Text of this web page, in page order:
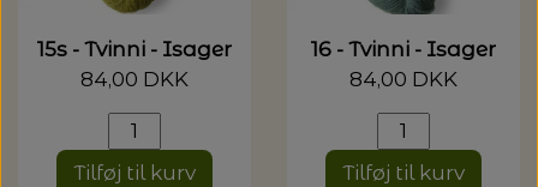
15s - Tvinni - Isager
84,00 DKK
Tilføj til kurv
16 - Tvinni - Isager
84,00 DKK
Tilføj til kurv